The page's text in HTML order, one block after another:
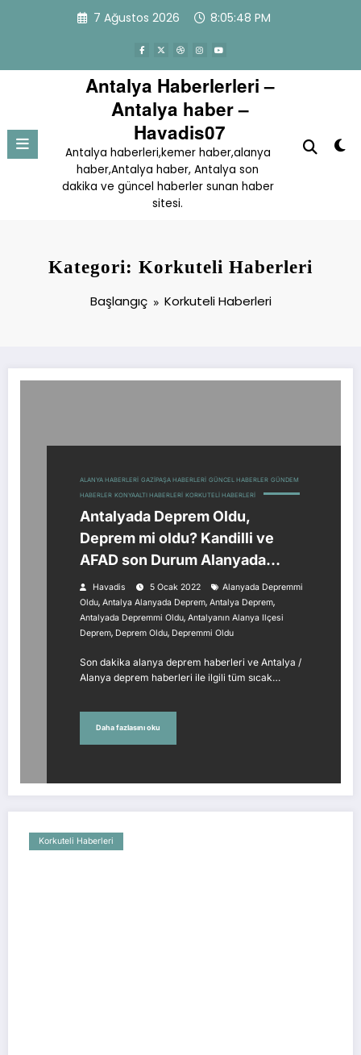
7 Ağustos 2026 8:05:48 PM
Antalya Haberlerleri –
Antalya haber –
Havadis07
Antalya haberleri,kemer haber,alanya
haber,Antalya haber, Antalya son
dakika ve güncel haberler sunan haber
sitesi.
Kategori: Korkuteli Haberleri
Başlangıç Korkuteli Haberleri
ALANYA HABERLERI GAZIPAŞA HABERLERI GÜNCEL HABERLER GÜNDEM
HABERLER KONYAALTI HABERLERI KORKUTELI HABERLERI
Antalyada Deprem Oldu,
Deprem mi oldu? Kandilli ve
AFAD son Durum Alanyada
Sallandı
Havadis 5 Ocak 2022
Alanyada Depremmi
Oldu, Antalya Alanyada Deprem, Antalya Deprem,
Antalyada Depremmi Oldu, Antalyanın Alanya Ilçesi
Deprem, Deprem Oldu, Depremmi Oldu
Son dakika alanya deprem haberleri ve Antalya /
Alanya deprem haberleri ile ilgili tüm sıcak…
Daha fazlasını oku
Korkuteli Haberleri